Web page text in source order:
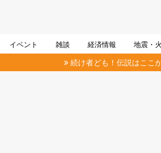
イベント 雑談 経済情報 地震・
続け者ども！伝説はここ